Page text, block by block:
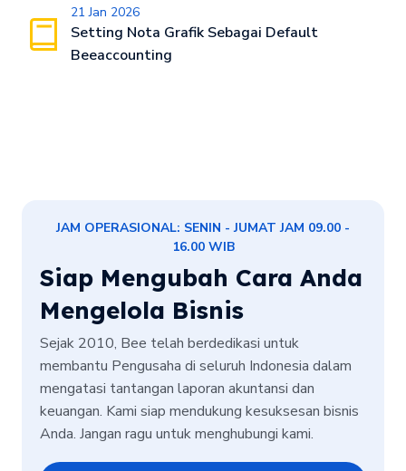
21 Jan 2026
Setting Nota Grafik Sebagai Default
Beeaccounting
JAM OPERASIONAL: SENIN - JUMAT JAM 09.00 -
16.00 WIB
Siap Mengubah Cara Anda
Mengelola Bisnis
Sejak 2010, Bee telah berdedikasi untuk
membantu Pengusaha di seluruh Indonesia dalam
mengatasi tantangan laporan akuntansi dan
keuangan. Kami siap mendukung kesuksesan bisnis
Anda. Jangan ragu untuk menghubungi kami.